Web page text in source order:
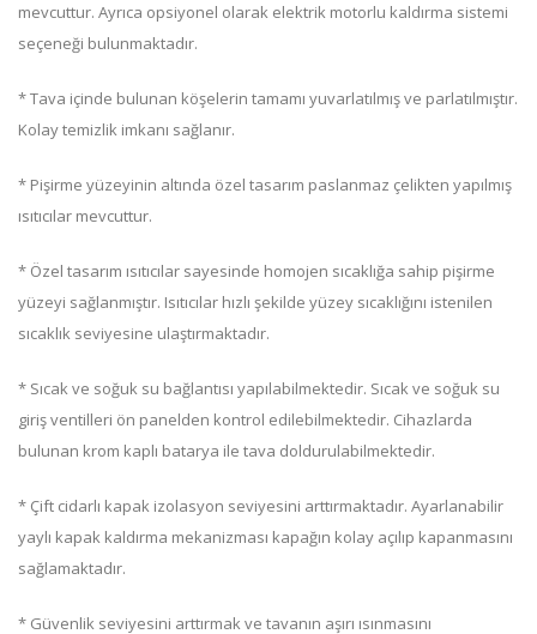
mevcuttur. Ayrıca opsiyonel olarak elektrik motorlu kaldırma sistemi
seçeneği bulunmaktadır.
* Tava içinde bulunan köşelerin tamamı yuvarlatılmış ve parlatılmıştır.
Kolay temizlik imkanı sağlanır.
* Pişirme yüzeyinin altında özel tasarım paslanmaz çelikten yapılmış
ısıtıcılar mevcuttur.
* Özel tasarım ısıtıcılar sayesinde homojen sıcaklığa sahip pişirme
yüzeyi sağlanmıştır. Isıtıcılar hızlı şekilde yüzey sıcaklığını istenilen
sıcaklık seviyesine ulaştırmaktadır.
* Sıcak ve soğuk su bağlantısı yapılabilmektedir. Sıcak ve soğuk su
giriş ventilleri ön panelden kontrol edilebilmektedir. Cihazlarda
bulunan krom kaplı batarya ile tava doldurulabilmektedir.
* Çift cidarlı kapak izolasyon seviyesini arttırmaktadır. Ayarlanabilir
yaylı kapak kaldırma mekanizması kapağın kolay açılıp kapanmasını
sağlamaktadır.
* Güvenlik seviyesini arttırmak ve tavanın aşırı ısınmasını